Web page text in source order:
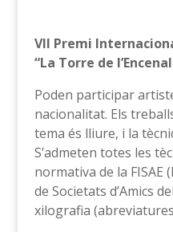
VII Premi
“La Torre de
Poden participar
nacionalitat. Els
tema és lliure, i la
S’admeten totes les
normativa de la FISAE
de Societats d’Amics
xilografia